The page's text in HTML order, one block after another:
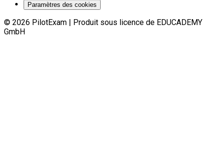
Paramètres des cookies
© 2026 PilotExam | Produit sous licence de EDUCADEMY
GmbH